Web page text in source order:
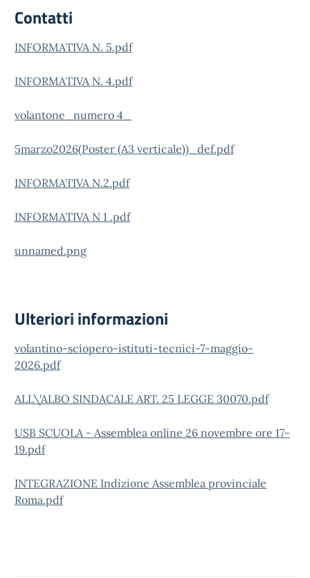
Contatti
INFORMATIVA N. 5.pdf
INFORMATIVA N. 4.pdf
volantone_numero 4_
5marzo2026(Poster (A3 verticale))_def.pdf
INFORMATIVA N.2.pdf
INFORMATIVA N 1 .pdf
unnamed.png
Ulteriori informazioni
volantino-sciopero-istituti-tecnici-7-maggio-
2026.pdf
ALL\'ALBO SINDACALE ART. 25 LEGGE 30070.pdf
USB SCUOLA - Assemblea online 26 novembre ore 17-
19.pdf
INTEGRAZIONE Indizione Assemblea provinciale
Roma.pdf